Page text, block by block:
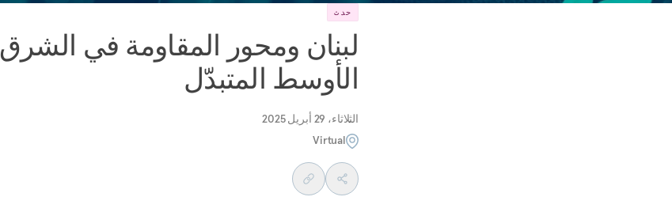
حدث
لبنان ومحور المقاومة في الشرق
الأوسط المتبدّل
الثلاثاء، 29 أبريل 2025
Virtual